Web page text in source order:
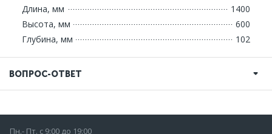
Длина, мм
1400
Высота, мм
600
Глубина, мм
102
ВОПРОС-ОТВЕТ
Пн.- Пт. с 9:00 до 19:00